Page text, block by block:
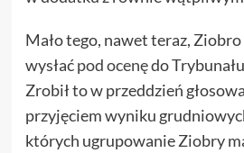
Mało tego, nawet teraz, Ziobro
wysłaćpod ocenędo
Zrobił to w przeddzień
przyjęciem wyniku
których ugrupowanie Ziobry